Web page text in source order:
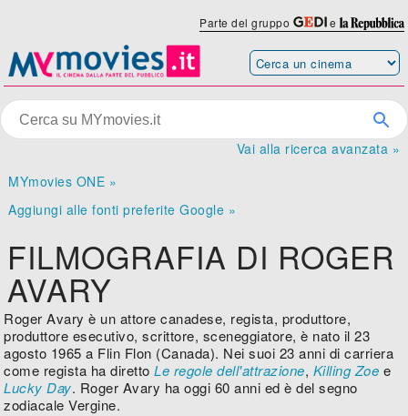
Parte del gruppo e
Vai alla ricerca avanzata »
MYmovies ONE »
Aggiungi alle fonti preferite Google »
FILMOGRAFIA DI ROGER
AVARY
Roger Avary è un attore canadese, regista, produttore,
produttore esecutivo, scrittore, sceneggiatore, è nato il 23
agosto 1965 a Flin Flon (Canada). Nei suoi 23 anni di carriera
come regista ha direttoLe regole dell'attrazione, Killing Zoe e
Lucky Day. Roger Avary ha oggi 60 anni ed è del segno
zodiacale Vergine.